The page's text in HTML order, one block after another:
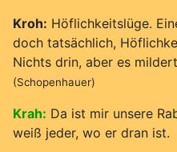
Kroh: Höflichkeitslüge.
doch tatsächlich,
Nichts drin, aber es
(Schopenhauer)
Krah: Da ist mir unsere
weiß jeder, wo er dran ist.